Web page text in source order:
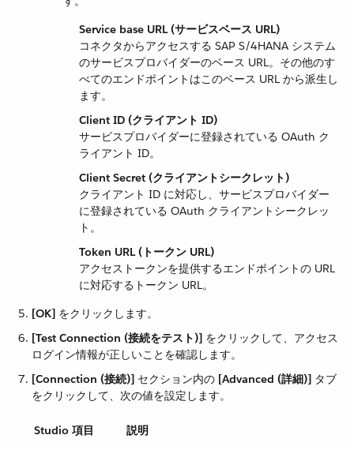
Service base URL (サービスベース URL)
コネクタからアクセスする SAP S/4HANA システム
のサービスプロバイダーのベース URL。その他のす
べてのエンドポイントはこのベース URL から派生し
ます。
Client ID (クライアント ID)
サービスプロバイダーに登録されている OAuth ク
ライアント ID。
Client Secret (クライアントシークレット)
クライアント ID に対応し、サービスプロバイダー
に登録されている OAuth クライアントシークレッ
ト。
Token URL (トークン URL)
アクセストークンを提供するエンドポイントの URL
に対応するトークン URL。
[OK] ​ をクリックします。
[Test Connection (接続をテスト)] ​ をクリックして、アクセス
ログイン情報が正しいことを確認します。
[Connection (接続)] ​ セクション内の ​ [Advanced (詳細)] ​ タブ
をクリックして、次の値を設定します。
Studio 項目
説明